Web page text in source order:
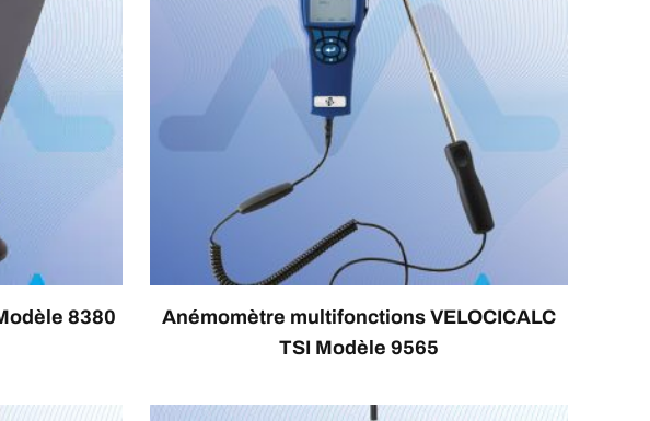
8380
Anémomètre multifonctions VELOCICALC
TSI Modèle 9565